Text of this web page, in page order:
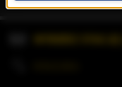
informacje na temat